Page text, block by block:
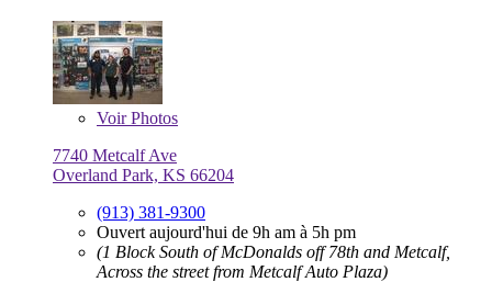
VoirPhotos
7740 Metcalf Ave
Overland Park, KS 66204
(913) 381-9300
Ouvert aujourd'hui de 9h am à 5h pm
(1 Block South of McDonalds off 78th and Metcalf,
Across the street from Metcalf Auto Plaza)